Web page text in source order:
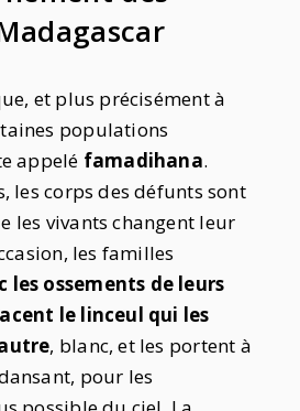
et plus précisément à
populations
appelé famadihana.
les corps des défunts sont
les vivants changent leur
les familles
les ossements de leurs
le linceul qui les
, blanc, et les portent à
pour les